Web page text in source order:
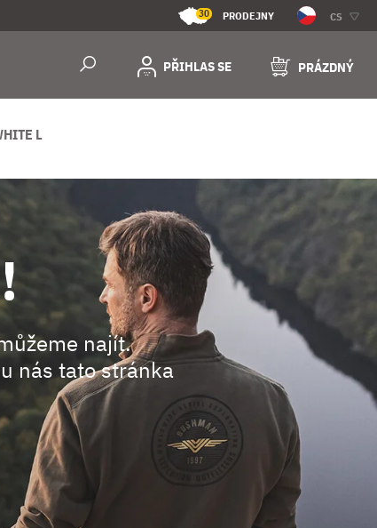
30 PRODEJNY CS
PŘIHLAS SE PRÁZDNÝ
L
najít.
nás tato stránka